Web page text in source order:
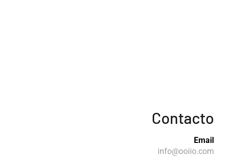
Contacto
Email
info@ooiio.com